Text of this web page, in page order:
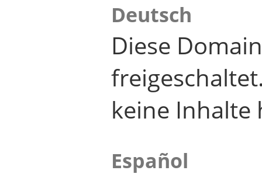
Deutsch
Diese
keine Inhalte
Español